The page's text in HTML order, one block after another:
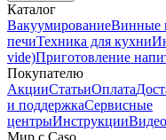
Каталог
ВакуумированиеВинные
печиТехника для кухни
vide)Приготовление
Покупателю
АкцииСтатьиОплата
и поддержкаСервисные
центрыИнструкции
Мир с Caso